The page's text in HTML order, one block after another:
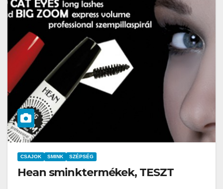
CSAJOK SMINK SZÉPSÉG
Hean sminktermékek, TESZT